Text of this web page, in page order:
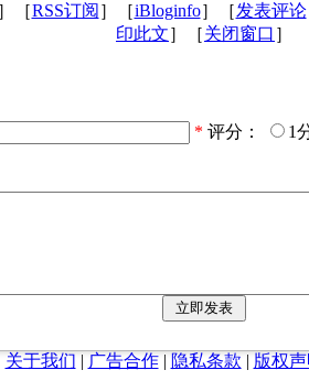
［RSS订阅 ］［iBloginfo］［发表评论
印此文］［关闭窗口 ］
* 评分：
1
关于我们 | 广告合作| 隐私条款 | 版权